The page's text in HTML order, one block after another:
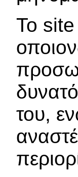
Το site
του,